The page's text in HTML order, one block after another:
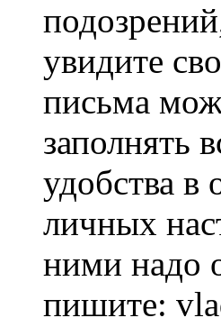
увидите
письма
заполнять
удобства в
личных
ними надо
пишите: